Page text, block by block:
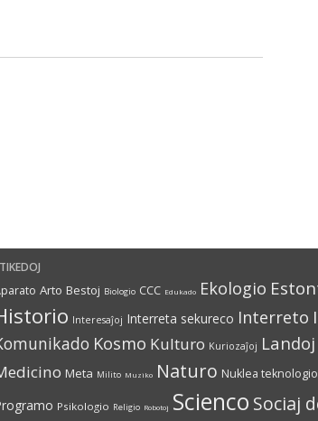
Arto Bestoj Biologio CCC Edukado Ekologio
Interesaĵoj Interreta sekureco Interreto
Kosmo Kulturo Kuriozaĵoj Landoj
Meta Milito Muziko Naturo Nuklea teknologio
Psikologio Religio Robotoj Scienco Sociaj